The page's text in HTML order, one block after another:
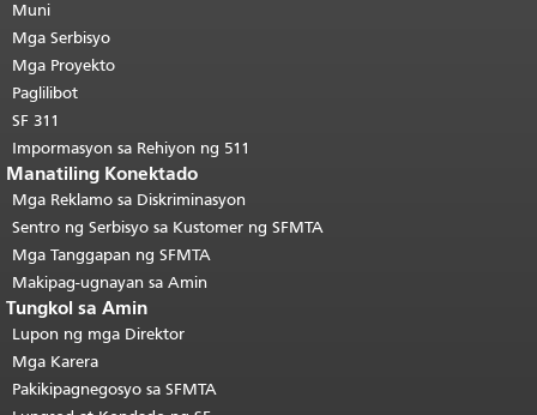
pahina.
pahinang ito ay nauulit sa bawat
pahina.Bumalik sa itaas ng
pangunahing nilalaman
Muni
Mga Serbisyo
Mga Proyekto
Paglilibot
SF 311
Impormasyon sa Rehiyon ng 511
Manatiling Konektado
Mga Reklamo sa Diskriminasyon
Sentro ng Serbisyo sa Kustomer ng SFMTA
Mga Tanggapan ng SFMTA
Makipag-ugnayan sa Amin
Tungkol sa Amin
Lupon ng mga Direktor
Mga Karera
Pakikipagnegosyo sa SFMTA